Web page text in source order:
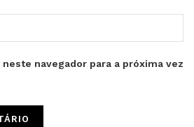
navegador para a próxima vez